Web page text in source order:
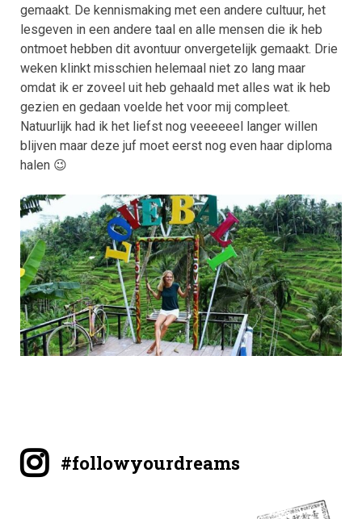
gemaakt. De kennismaking met een andere cultuur, het
lesgeven in een andere taal en alle mensen die ik heb
ontmoet hebben dit avontuur onvergetelijk gemaakt. Drie
weken klinkt misschien helemaal niet zo lang maar
omdat ik er zoveel uit heb gehaald met alles wat ik heb
gezien en gedaan voelde het voor mij compleet.
Natuurlijk had ik het liefst nog veeeeeel langer willen
blijven maar deze juf moet eerst nog even haar diploma
halen 😉
#followyourdreams